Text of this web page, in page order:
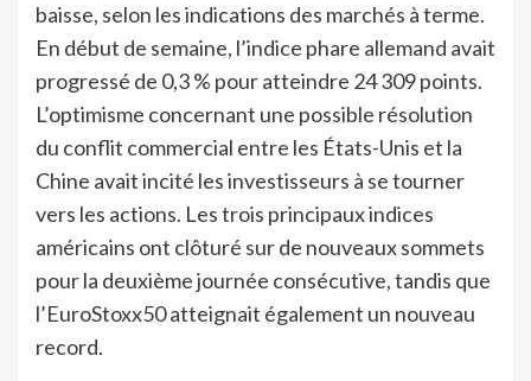
baisse, selon les indications des marchés à terme.
En début de semaine, l’indice phare allemand avait
progressé de 0,3 % pour atteindre 24 309 points.
L’optimisme concernant une possible résolution
du conflit commercial entre les États-Unis et la
Chine avait incité les investisseurs à se tourner
vers les actions. Les trois principaux indices
américains ont clôturé sur de nouveaux sommets
pour la deuxième journée consécutive, tandis que
l’EuroStoxx50 atteignait également un nouveau
record.